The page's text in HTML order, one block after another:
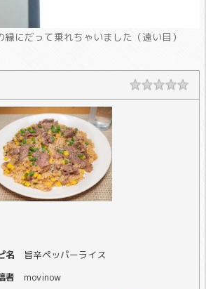
にだって乗れちゃいました（遠い目）
名
旨辛ペッパーライス
者
movinow